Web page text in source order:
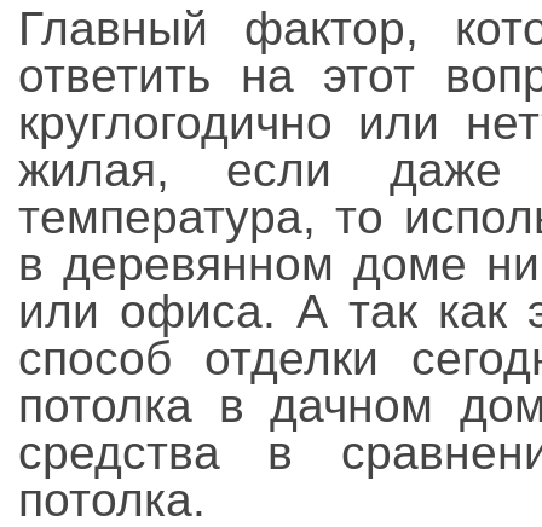
Главный фактор,
ответить на этот
круглогодично или
жилая, если даже
температура, то
в деревянном доме
или офиса. А так как
способ отделки
потолка в дачном
средства в
потолка.